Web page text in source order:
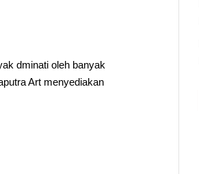
dminati oleh banyak
Art menyediakan